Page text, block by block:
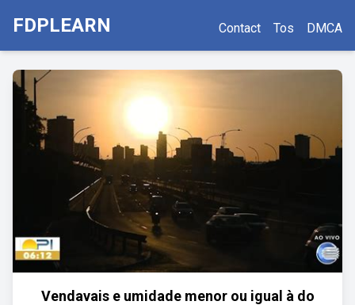
FDPLEARN Contact Tos DMCA
Vendavais e umidade menor ou igual à do